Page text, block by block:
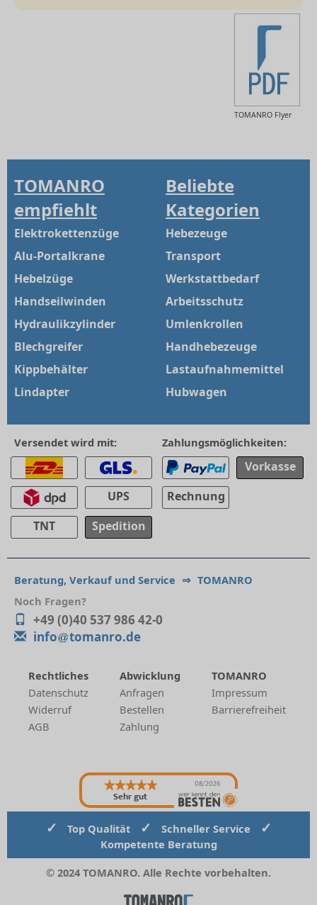
TOMANRO Flyer
TOMANRO
empfiehlt
Elektrokettenzüge
Alu-Portalkrane
Hebelzüge
Handseilwinden
Hydraulikzylinder
Blechgreifer
Kippbehälter
Lindapter
Beliebte
Kategorien
Hebezeuge
Transport
Werkstattbedarf
Arbeitsschutz
Umlenkrollen
Handhebezeuge
Lastaufnahmemittel
Hubwagen
Versendet wird mit:
UPS
TNT
Spedition
Zahlungsmöglichkeiten:
Vorkasse
Rechnung
Beratung, Verkauf und Service ⇒ TOMANRO
Noch Fragen?
+49 (0)40 537 986 42-0
info
tomanro.de
Rechtliches
Datenschutz
Widerruf
AGB
Abwicklung
Anfragen
Bestellen
Zahlung
TOMANRO
Impressum
Barrierefreiheit
Sehr gut
08/2026
✓ Top Qualität ✓ Schneller Service ✓
Kompetente Beratung
© 2024 TOMANRO. Alle Rechte vorbehalten.